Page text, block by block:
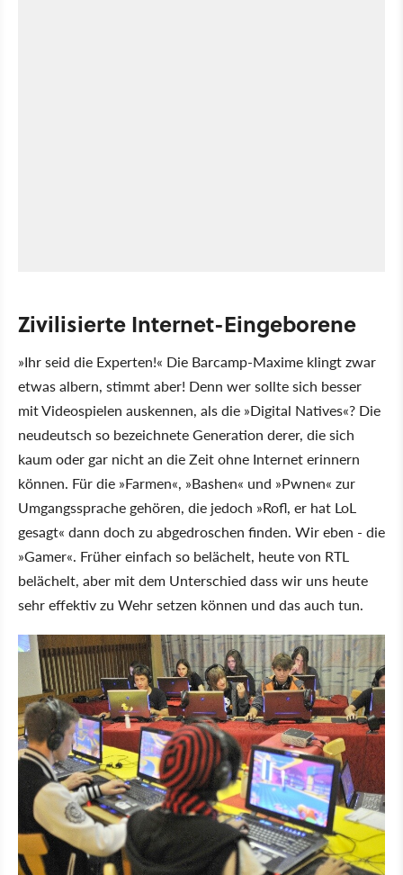
Zivilisierte Internet-Eingeborene
»Ihr seid die Experten!« Die Barcamp-Maxime klingt zwar
etwas albern, stimmt aber! Denn wer sollte sich besser
mit Videospielen auskennen, als die »Digital Natives«? Die
neudeutsch so bezeichnete Generation derer, die sich
kaum oder gar nicht an die Zeit ohne Internet erinnern
können. Für die »Farmen«, »Bashen« und »Pwnen« zur
Umgangssprache gehören, die jedoch »Rofl, er hat LoL
gesagt« dann doch zu abgedroschen finden. Wir eben - die
»Gamer«. Früher einfach so belächelt, heute von RTL
belächelt, aber mit dem Unterschied dass wir uns heute
sehr effektiv zu Wehr setzen können und das auch tun.